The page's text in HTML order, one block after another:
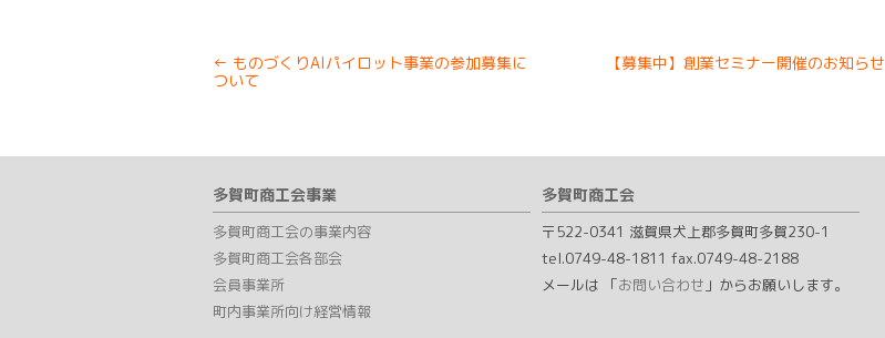
Post
navigation
← ものづくりAIパイロット事業の参加募集に
ついて
【募集中】創業セミナー開催のお知らせ
多賀町商工会事業
多賀町商工会の事業内容
多賀町商工会各部会
会員事業所
町内事業所向け経営情報
多賀町商工会
〒522-0341 滋賀県犬上郡多賀町多賀230-1
tel.0749-48-1811 fax.0749-48-2188
メールは 「お問い合わせ 」からお願いします。